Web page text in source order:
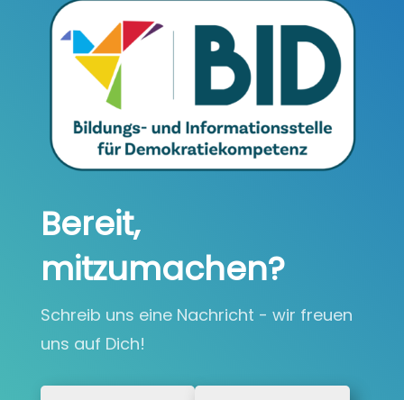
Bereit,
mitzumachen?
Schreib uns eine Nachricht - wir freuen
uns auf Dich!